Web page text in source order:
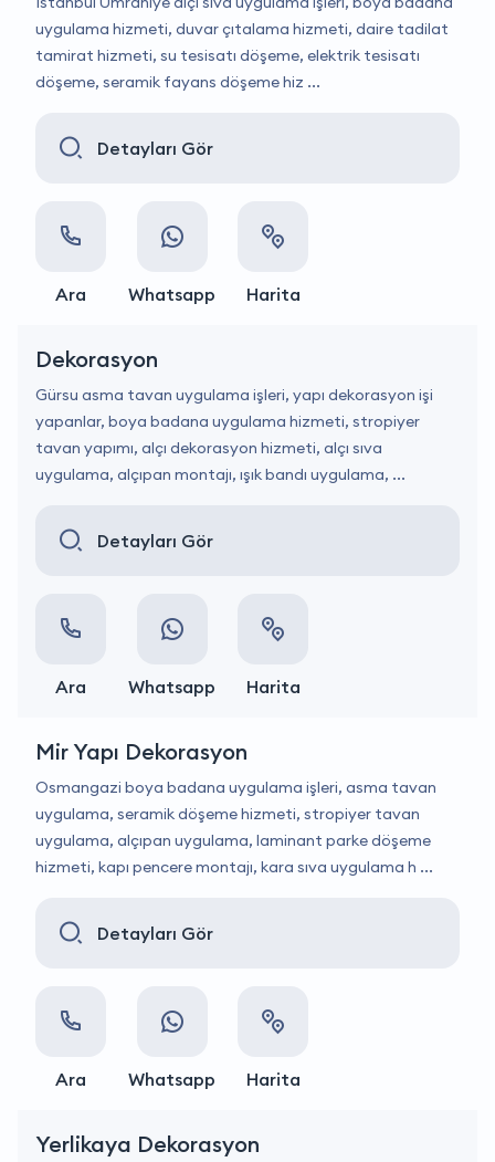
uygulama hizmeti, duvar çıtalama hizmeti, daire tadilat
tamirat hizmeti, su tesisatı döşeme, elektrik tesisatı
döşeme, seramik fayans döşeme hiz ...
Detayları Gör
Ara Whatsapp Harita
Dekorasyon
Gürsu asma tavan uygulama işleri, yapı dekorasyon işi
yapanlar, boya badana uygulama hizmeti, stropiyer
tavan yapımı, alçı dekorasyon hizmeti, alçı sıva
uygulama, alçıpan montajı, ışık bandı uygulama, ...
Detayları Gör
Ara Whatsapp Harita
Mir Yapı Dekorasyon
Osmangazi boya badana uygulama işleri, asma tavan
uygulama, seramik döşeme hizmeti, stropiyer tavan
uygulama, alçıpan uygulama, laminant parke döşeme
hizmeti, kapı pencere montajı, kara sıva uygulama h ...
Detayları Gör
Ara Whatsapp Harita
Yerlikaya Dekorasyon